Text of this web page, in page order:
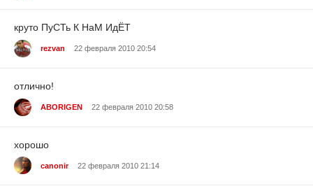
круто ПуСТь К НаМ ИдЁТ
rezvan 22 февраля 2010 20:54
отлично!
ABORIGEN 22 февраля 2010 20:58
хорошо
canonir 22 февраля 2010 21:14